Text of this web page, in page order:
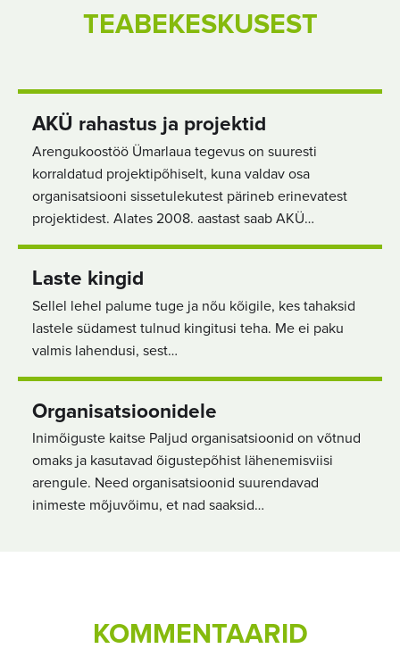
TEABEKESKUSEST
AKÜ rahastus ja projektid
Arengukoostöö Ümarlaua tegevus on suuresti
korraldatud projektipõhiselt, kuna valdav osa
organisatsiooni sissetulekutest pärineb erinevatest
projektidest. Alates 2008. aastast saab AKÜ…
Laste kingid
Sellel lehel palume tuge ja nõu kõigile, kes tahaksid
lastele südamest tulnud kingitusi teha. Me ei paku
valmis lahendusi, sest…
Organisatsioonidele
Inimõiguste kaitse Paljud organisatsioonid on võtnud
omaks ja kasutavad õigustepõhist lähenemisviisi
arengule. Need organisatsioonid suurendavad
inimeste mõjuvõimu, et nad saaksid…
KOMMENTAARID